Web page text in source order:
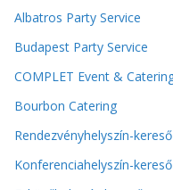
Albatros Party Service
Budapest Party Service
COMPLET Event &
Bourbon Catering
Rendezvényhelyszín-kereső
Konferenciahelyszín-kereső